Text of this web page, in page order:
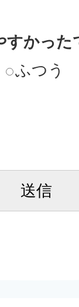
すかった
ふつう